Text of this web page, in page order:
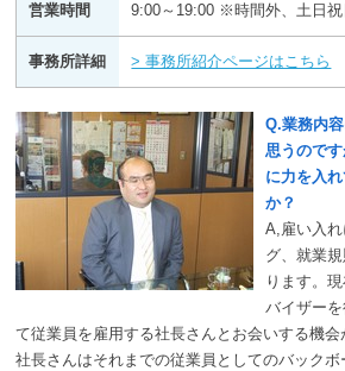
営業時間 9:00～19:00 ※時間外、土日祝
事務所詳細 > 事務所紹介ページはこちら
Q.業務内
思うので
に力を入
か？
A,雇い入
グ、就業
ります。
バイザー
て従業員を雇用する社長さんとお会いする機会
社長さんはそれまでの従業員としてのバック